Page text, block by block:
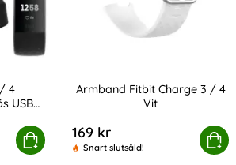
4
USB
Köp Trådlös USB Laddare
Armband Fitbit Charge 3 / 4
Vit
169 kr
Snart slutsåld!
Köp
Armband Fitbit